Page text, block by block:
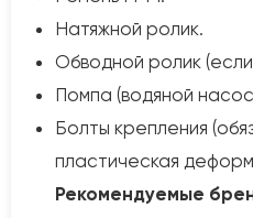
Натяжной ролик.
Обводной ролик
Помпа (водяной
Болты крепления
пластическая
Рекомендуемые